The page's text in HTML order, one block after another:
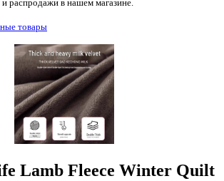
распродажи в нашем магазине.
товары
Lamb Fleece Winter Quilt